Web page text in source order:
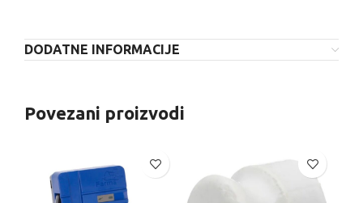
DODATNE INFORMACIJE
Povezani proizvodi